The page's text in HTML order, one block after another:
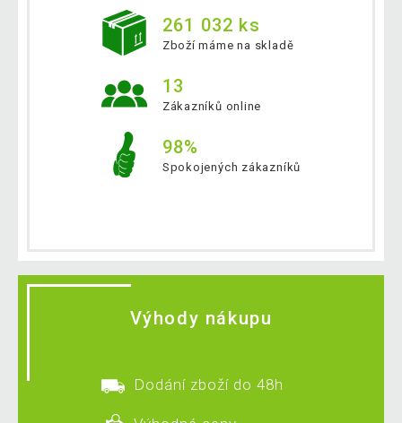
261 032 ks
Zboží máme na skladě
13
Zákazníků online
98%
Spokojených zákazníků
Výhody nákupu
Dodání zboží do 48h